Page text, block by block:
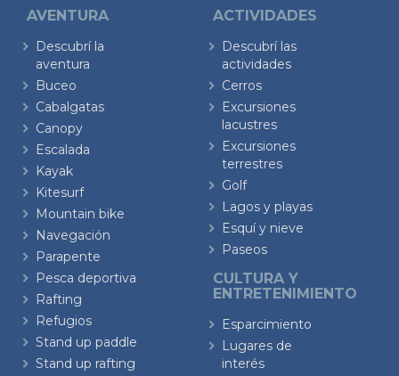
AVENTURA
Descubrí la
aventura
Buceo
Cabalgatas
Canopy
Escalada
Kayak
Kitesurf
Mountain bike
Navegación
Parapente
Pesca deportiva
Rafting
Refugios
Stand up paddle
Stand up rafting
ACTIVIDADES
Descubrí las
actividades
Cerros
Excursiones
lacustres
Excursiones
terrestres
Golf
Lagos y playas
Esquí y nieve
Paseos
CULTURA Y
ENTRETENIMIENTO
Esparcimiento
Lugares de
interés